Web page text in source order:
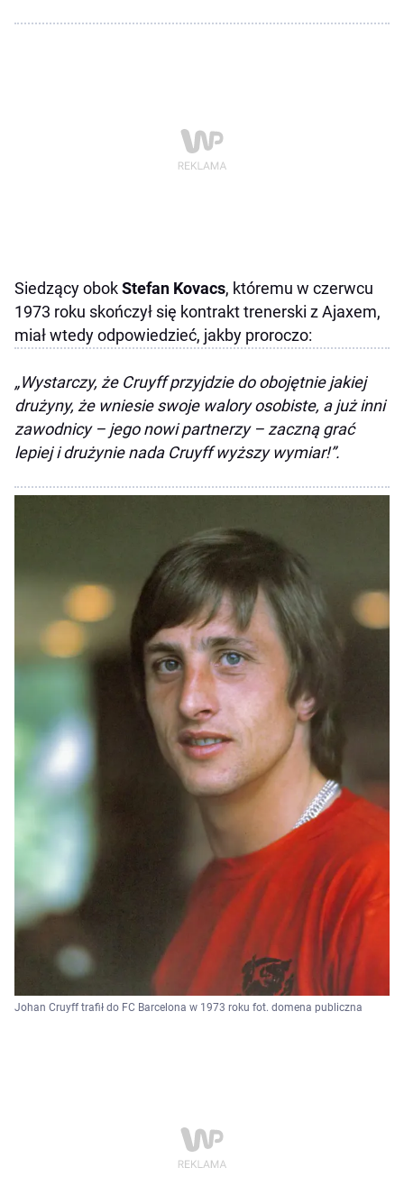
Siedzący obokStefan Kovacs, któremu w czerwcu
1973 roku skończył się kontrakt trenerski z Ajaxem,
miał wtedy odpowiedzieć, jakby proroczo:
„Wystarczy, że Cruyff przyjdzie do obojętnie jakiej
drużyny, że wniesie swoje walory osobiste, a już inni
zawodnicy – jego nowi partnerzy – zaczną grać
lepiej i drużynie nada Cruyff wyższy wymiar!”.
Johan Cruyff trafił do FC Barcelona w 1973 roku fot. domena publiczna